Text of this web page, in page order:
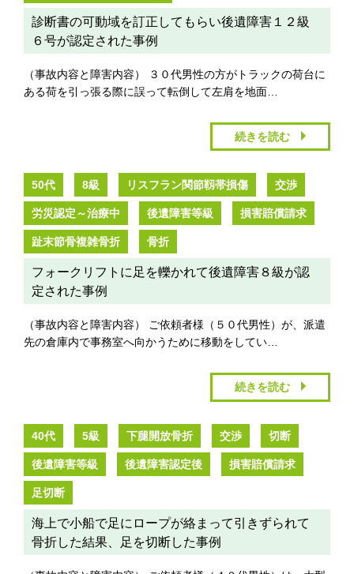
診断書の可動域を訂正してもらい後遺障害１２級
６号が認定された事例
（事故内容と障害内容） ３０代男性の方がトラックの荷台に
ある荷を引っ張る際に誤って転倒して左肩を地面…
続きを読む
50代 8級 リスフラン関節靱帯損傷 交渉
労災認定～治療中 後遺障害等級 損害賠償請求
趾末節骨複雑骨折 骨折
フォークリフトに足を轢かれて後遺障害８級が認
定された事例
（事故内容と障害内容） ご依頼者様（５０代男性）が、派遣
先の倉庫内で事務室へ向かうために移動をしてい…
続きを読む
40代 5級 下腿開放骨折 交渉 切断
後遺障害等級 後遺障害認定後 損害賠償請求
足切断
海上で小船で足にロープが絡まって引きずられて
骨折した結果、足を切断した事例